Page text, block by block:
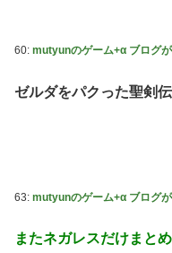
60: mutyunのゲーム+α ブログが
ゼルダをパクった聖剣
63: mutyunのゲーム+α ブログが
またネガレスだけまと